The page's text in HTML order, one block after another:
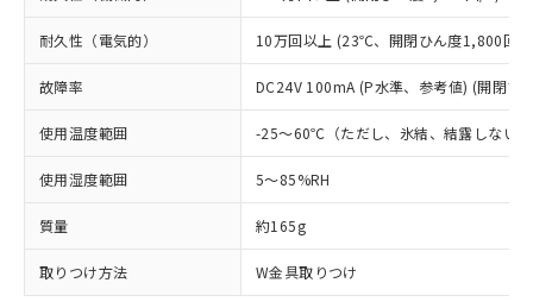
耐久性（電気的） 10万回以上 (23℃、開閉ひん度1,800回/
故障率 DC24V 100mA (P水準、参考値) (開閉ひ
使用温度範囲 -25～60℃（ただし、氷結、結露しない
使用湿度範囲 5～85%RH
質量 約165g
取りつけ方法 W金具取りつけ
マイパーツ機能（部品リスト作成サー
ビス）をご利用いただくには、I-Web
メンバーズにご登録されている必要が
お客様が当ウェブサイト上で当社にご
登録された部品リストについて、当社
および当社の共同利用者が、当社の製
品・サービスに関するお客様との取
引・商談に必要な範囲で利用すること
をご了承ください。
※当社の共同利用者とは、"個人情報
の共同利用に関して"
の「1.共同利
月が前後することがあります。
※3 非含有証明書ダウンロード
下記の非含有証明書をダウンロードするこ
EU RoHS指令（10物質）の非含有証明書
51物質の非含有証明書（当社基準）
※本証明書は発行日時点で非含有を証明す
質が外部に漏えいし、環境に深刻な影響を
及ぼさない年数を意味します。
「－」：未確認です。当社販売部門へお問
法に輸出するおそれがある場合は、取
り引きをいたしません。
キャンセル
空
白
受注生産機種、また在庫状況の
情報を公開していない機種